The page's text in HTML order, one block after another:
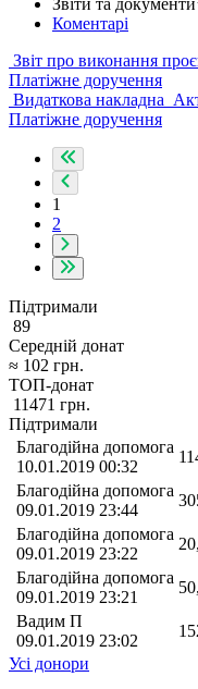
Коментарі
Звіт про виконання
Платіжне доручення
Видаткова накладна
Платіжне доручення
1
2
Підтримали
89
Середній донат
≈ 102 грн.
ТОП-донат
11471 грн.
Підтримали
Благодійна допомога
10.01.2019 00:32
Благодійна допомога
09.01.2019 23:44
Благодійна допомога
09.01.2019 23:22
Благодійна допомога
09.01.2019 23:21
Вадим П
09.01.2019 23:02
Усі донори